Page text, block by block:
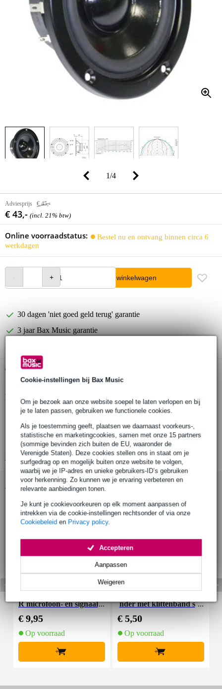
Cookie-instellingen bij Bax Music
Om je bezoek aan onze website soepel te laten verlopen en bij
je te laten passen, gebruiken we functionele cookies.
Als je toestemming geeft, plaatsen we daarnaast voorkeurs-,
statistische en marketingcookies, samen met onze 15 partners
(sommige bevinden zich buiten de EU, waaronder de
Verenigde Staten). Deze cookies stellen ons in staat om je
surfgedrag op en mogelijk buiten onze website te volgen,
waarbij we je IP-adres en unieke gebruikers-ID’s gebruiken
voor herkenning. Zo kunnen we je ervaring verbeteren en
relevante aanbiedingen tonen.
Je kunt je cookievoorkeuren op elk moment aanpassen of
intrekken via de cookie-instellingen rechtsonder of via onze
Cookiebeleid en Privacy policy.
Weigeren
Aanpassen
Accepteren
1/4
Adviesprijs € 45,-
€ 43,- (incl. 21% btw)
Online voorraadstatus:
Bestel nu en ontvang binnen circa 6
werkdagen
In winkelwagen
30 dagen 'niet goed geld terug' garantie
3 jaar Bax Music garantie
Gratis ophalen in de winkel
Productinformatie
rms vermogen: 30 W
max. vermogen: 50 W
nominale impedantie: 4 Ohm
Bekijk alle productspecificaties
Accessoires (7)
R microfoon- en signaal
€ 9,95
Op voorraad
+
nder met klittenband s
€ 5,50
Op voorraad
+